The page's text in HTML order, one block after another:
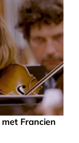
Francien